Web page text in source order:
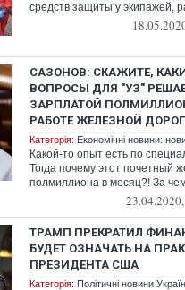
средств защиты у экипажей,
САЗОНОВ: СКАЖИТЕ,
ВОПРОСЫ ДЛЯ "УЗ"
ЗАРПЛАТОЙ
РАБОТЕ ЖЕЛЕЗНОЙ
Категорія: Економічні новини:
Какой-то опыт есть по
Тогда почему этот почетный
полмиллиона в месяц?! За
ТРАМП ПРЕКРАТИЛ
БУДЕТ ОЗНАЧАТЬ НА
ПРЕЗИДЕНТА США
Категорія: Політичні новини